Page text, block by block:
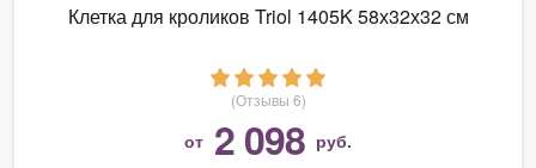
Клетка для кроликов Triol 1405K 58х32х32 см
(Отзывы 6)
от 2 098 руб.